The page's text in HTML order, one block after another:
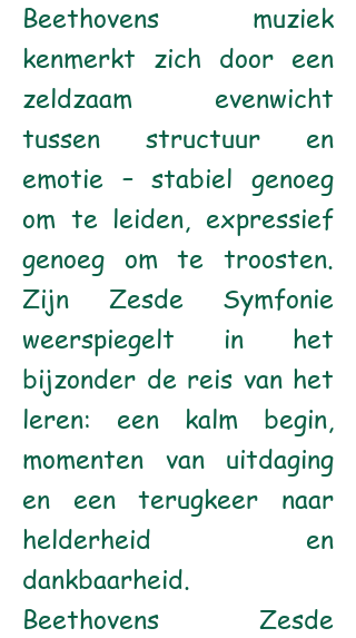
Beethovens muziek
kenmerkt zich door een
zeldzaam evenwicht
tussen structuur en
emotie – stabiel genoeg
om te leiden, expressief
genoeg om te troosten.
Zijn Zesde Symfonie
weerspiegelt in het
bijzonder de reis van het
leren: een kalm begin,
momenten van uitdaging
en een terugkeer naar
helderheid en
dankbaarheid.
Beethovens Zesde